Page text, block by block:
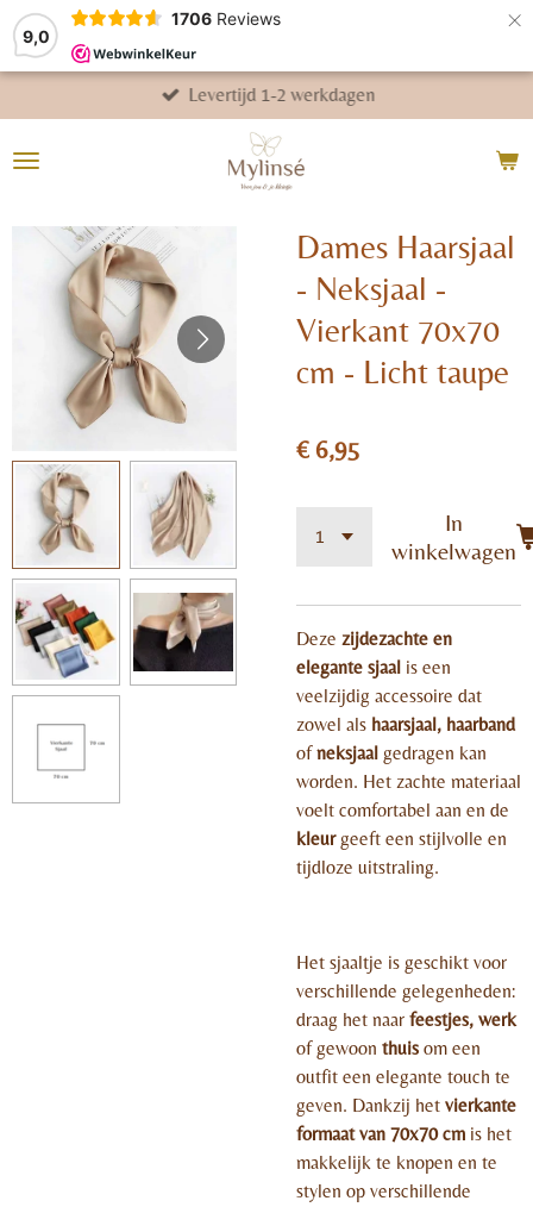
9,0
1706 Reviews ×
Levertijd 1-2 werkdagen
Dames Haarsjaal
- Neksjaal -
Vierkant 70x70
cm - Licht taupe
€ 6,95
In
winkelwagen
Deze zijdezachte en
elegante sjaal is een
veelzijdig accessoire dat
zowel als haarsjaal, haarband
ofneksjaal gedragen kan
worden. Het zachte materiaal
voelt comfortabel aan en de
kleurgeeft een stijlvolle en
tijdloze uitstraling.
Het sjaaltje is geschikt voor
verschillende gelegenheden:
draag het naar feestjes, werk
of gewoon thuis om een
outfit een elegante touch te
geven. Dankzij het vierkante
formaat van 70x70 cm is het
makkelijk te knopen en te
stylen op verschillende